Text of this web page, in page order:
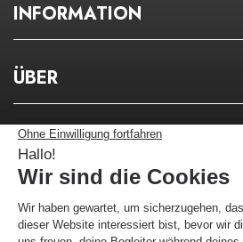
INFORMATION
ÜBER
NEWSLETTER
Bleiben Sie über unsere guten
Laufenden!